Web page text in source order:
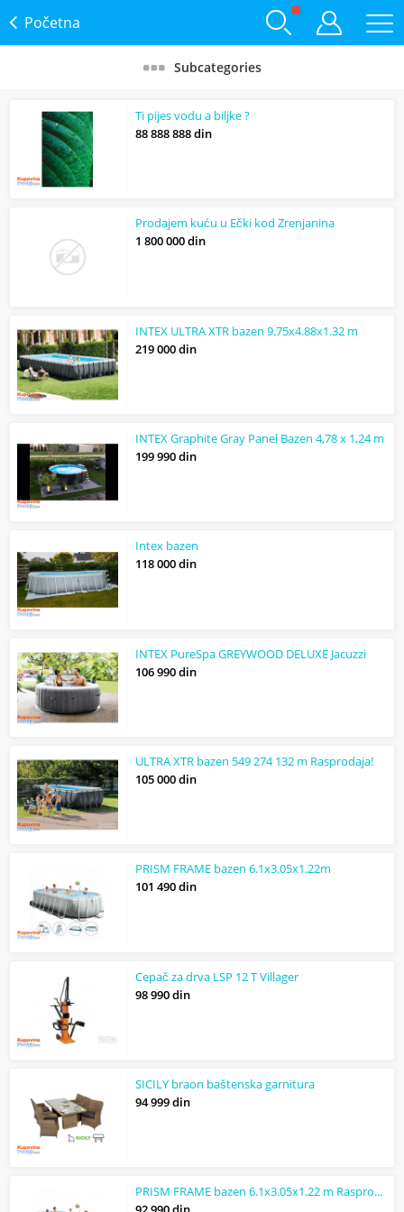
Početna
Subcategories
Ti pijes vodu a biljke ?
88 888 888 din
Prodajem kuću u Ečki kod Zrenjanina
1 800 000 din
INTEX ULTRA XTR bazen 9.75x4.88x1.32 m
219 000 din
INTEX Graphite Gray Panel Bazen 4,78 x 1,24 m
199 990 din
Intex bazen
118 000 din
INTEX PureSpa GREYWOOD DELUXE Jacuzzi
106 990 din
ULTRA XTR bazen 549 274 132 m Rasprodaja!
105 000 din
PRISM FRAME bazen 6.1x3.05x1.22m
101 490 din
Cepač za drva LSP 12 T Villager
98 990 din
SICILY braon baštenska garnitura
94 999 din
PRISM FRAME bazen 6.1x3.05x1.22 m Rasprodaja Akcija!